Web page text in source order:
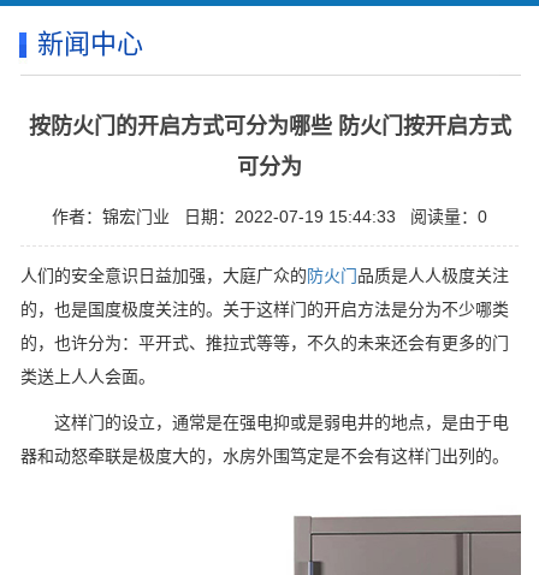
新闻中心
按防火门的开启方式可分为哪些 防火门按开启方式
可分为
作者：锦宏门业 日期：2022-07-19 15:44:33 阅读量：0
人们的安全意识日益加强，大庭广众的防火门品质是人人极度关注
的，也是国度极度关注的。关于这样门的开启方法是分为不少哪类
的，也许分为：平开式、推拉式等等，不久的未来还会有更多的门
类送上人人会面。
这样门的设立，通常是在强电抑或是弱电井的地点，是由于电
器和动怒牵联是极度大的，水房外围笃定是不会有这样门出列的。